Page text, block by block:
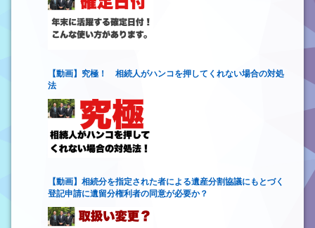
【動画】究極！ 相続人がハンコを押してくれない場合の対処
法
【動画】相続分を指定された者による遺産分割協議にもとづく
登記申請に遺留分権利者の同意が必要か？